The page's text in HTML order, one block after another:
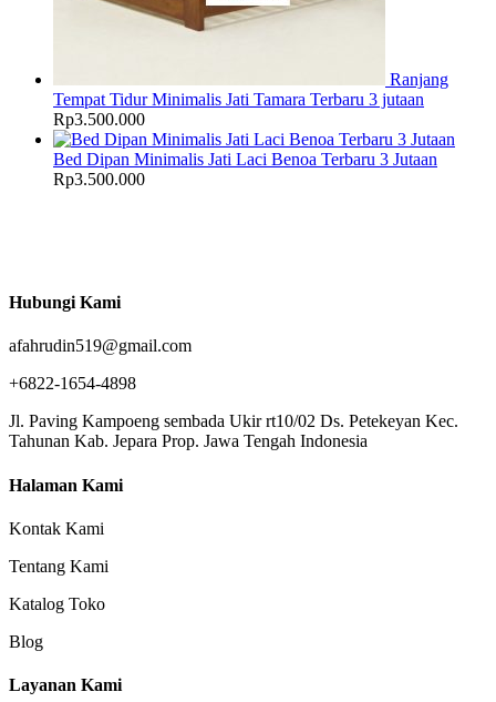
Ranjang
Tempat Tidur Minimalis Jati Tamara Terbaru 3 jutaan
Rp3.500.000
Bed Dipan Minimalis Jati Laci Benoa Terbaru 3 Jutaan
Rp3.500.000
Hubungi Kami
afahrudin519@gmail.com
+6822-1654-4898
Jl. Paving Kampoeng sembada Ukir rt10/02 Ds. Petekeyan Kec.
Tahunan Kab. Jepara Prop. Jawa Tengah Indonesia
Halaman Kami
Kontak Kami
Tentang Kami
Katalog Toko
Blog
Layanan Kami